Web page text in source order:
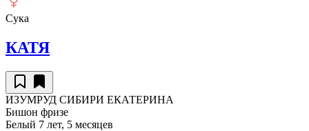
Сука
КАТЯ
ИЗУМРУД СИБИРИ ЕКАТЕРИНА
Бишон фризе
Белый 7 лет, 5 месяцев